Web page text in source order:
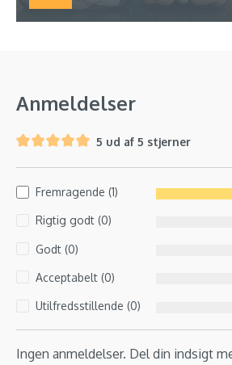
Anmeldelser
5 ud af 5 stjerner
Fremragende (1)
Rigtig godt (0)
Godt (0)
Acceptabelt (0)
Utilfredsstillende (0)
Ingen anmeldelser. Del din indsigt